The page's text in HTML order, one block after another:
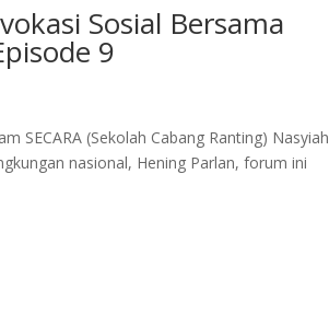
Sosial Bersama
9
SECARA (Sekolah Cabang Ranting) Nasyiah
nasional, Hening Parlan, forum ini